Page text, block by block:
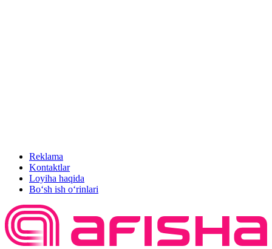
Reklama
Kontaktlar
Loyiha haqida
Bo‘sh ish o‘rinlari